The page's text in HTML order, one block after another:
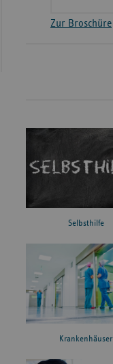
Zur Broschüre
Selbsthilfe
Krankenhäuser